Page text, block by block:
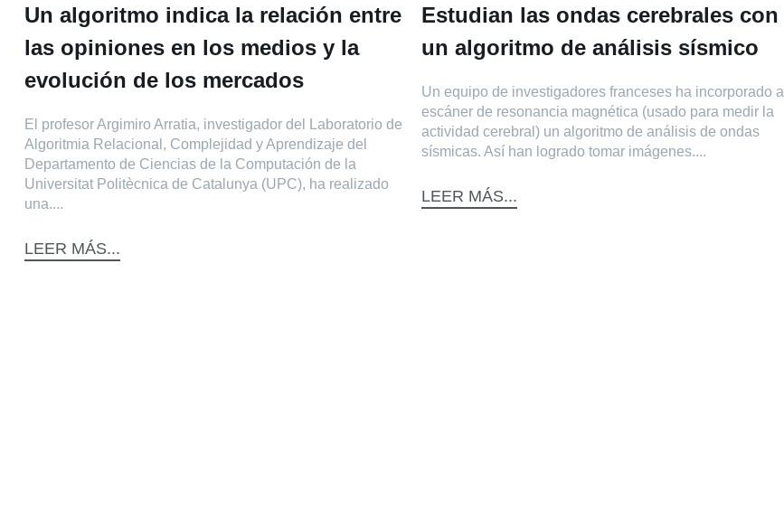
Un algoritmo indica la relación entre
las opiniones en los medios y la
evolución de los mercados
El profesor Argimiro Arratia, investigador del Laboratorio de
Algoritmia Relacional, Complejidad y Aprendizaje del
Departamento de Ciencias de la Computación de la
Universitat Politècnica de Catalunya (UPC), ha realizado
una....
LEER MÁS...
Estudian las ondas cerebrales con
un algoritmo de análisis sísmico
Un equipo de investigadores franceses ha incorporado al
escáner de resonancia magnética (usado para medir la
actividad cerebral) un algoritmo de análisis de ondas
sísmicas. Así han logrado tomar imágenes....
LEER MÁS...